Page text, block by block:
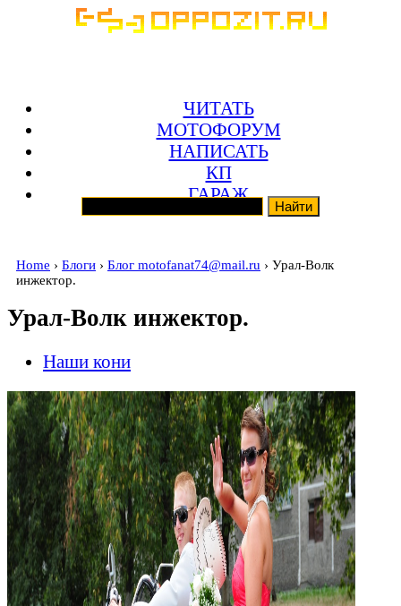
ЧИТАТЬ
МОТОФОРУМ
НАПИСАТЬ
КП
ГАРАЖ
Home › Блоги › Блог motofanat74@mail.ru › Урал-Волк
инжектор.
Урал-Волк инжектор.
Наши кони